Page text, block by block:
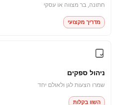
חתונה, בר מצווה או עסקי
מדריך מקצועי
ניהול ספקים
שמרו הצעות לגן ולאולם יחד
השוו בקלות